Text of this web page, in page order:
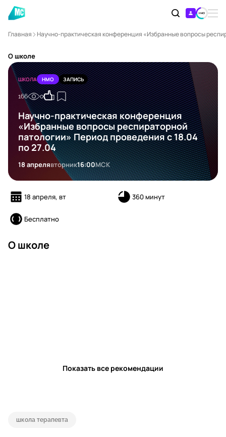
Главная Научно-практическая конференция «Избранные вопросы
О школе
ШКОЛА НМО ЗАПИСЬ
166 0
Научно-практическая конференция
«Избранные вопросы респираторной
патологии» Период проведения с 18.04
по 27.04
18 апрелявторник16:00МСК
18 апреля, вт 360 минут
Бесплатно
О школе
Показать все рекомендации
школа терапевта